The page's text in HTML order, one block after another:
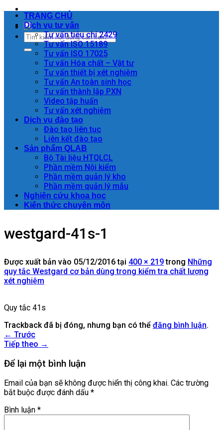
TRANG CHỦ
Dịch vụ tư vấn
Tư vấn tiêu chí 2429
Tư vấn ISO 15189
Tư vấn ISO 17025
Tư vấn Hóa chất – Vật tư
Tư vấn thiết bị xét nghiệm
Tư vấn An toàn sinh học
Tư vấn thành lập PXN
Video tập huấn
Tư vấn xét nghiệm
Dịch vụ đào tạo
Đào tạo liên tục
Liên kết đào tạo
Sản phẩm QLAB
Bộ Tài liệu HTQLCL
Phần mềm Nội kiểm
Phần mềm quản lý kho
Phần mềm quản lý mẫu
Nghiên cứu khoa học
Kiến thức chuyên môn
westgard-41s-1
Được xuất bản vào 05/12/2016tại 400 × 219trong Những
quy tắc Westgard cơ bản dùng trong kiểm tra chất lượng
xét nghiệm
Quy tắc 41s
Trackback đã bị đóng, nhưng bạn có thể đăng bình luận.
← Trước
Tiếp theo →
Để lại một bình luận
Email của bạn sẽ không được hiển thị công khai. Các trường
bắt buộc được đánh dấu *
Bình luận *